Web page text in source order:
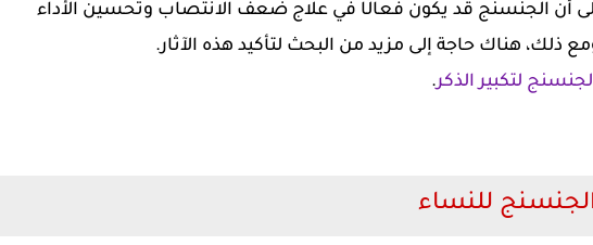
أن الجنسنج قد يكون فعالًا في علاج ضعف الانتصاب وتحسين الأداء
ذلك، هناك حاجة إلى مزيد من البحث لتأكيد هذه الآثار.
لتكبير الذكر.